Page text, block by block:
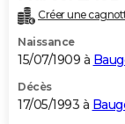
Créer une
Naissance
15/07/1909 à
Décès
17/05/1993 à